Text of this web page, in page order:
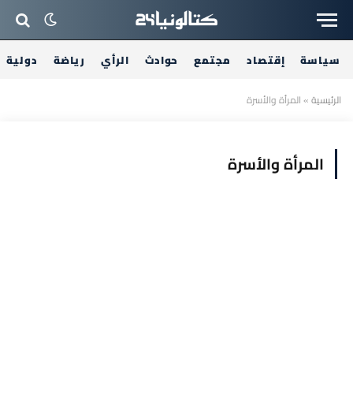
سياسة إقتصاد مجتمع حوادث الرأي رياضة دولية
الرئيسية»المرأة والأسرة
المرأة والأسرة